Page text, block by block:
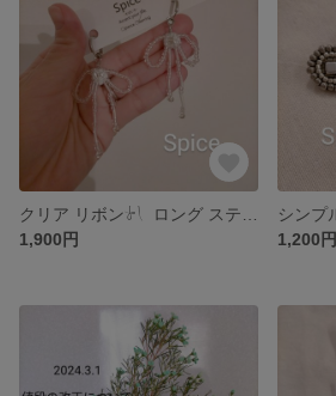
1,900円
1,200円